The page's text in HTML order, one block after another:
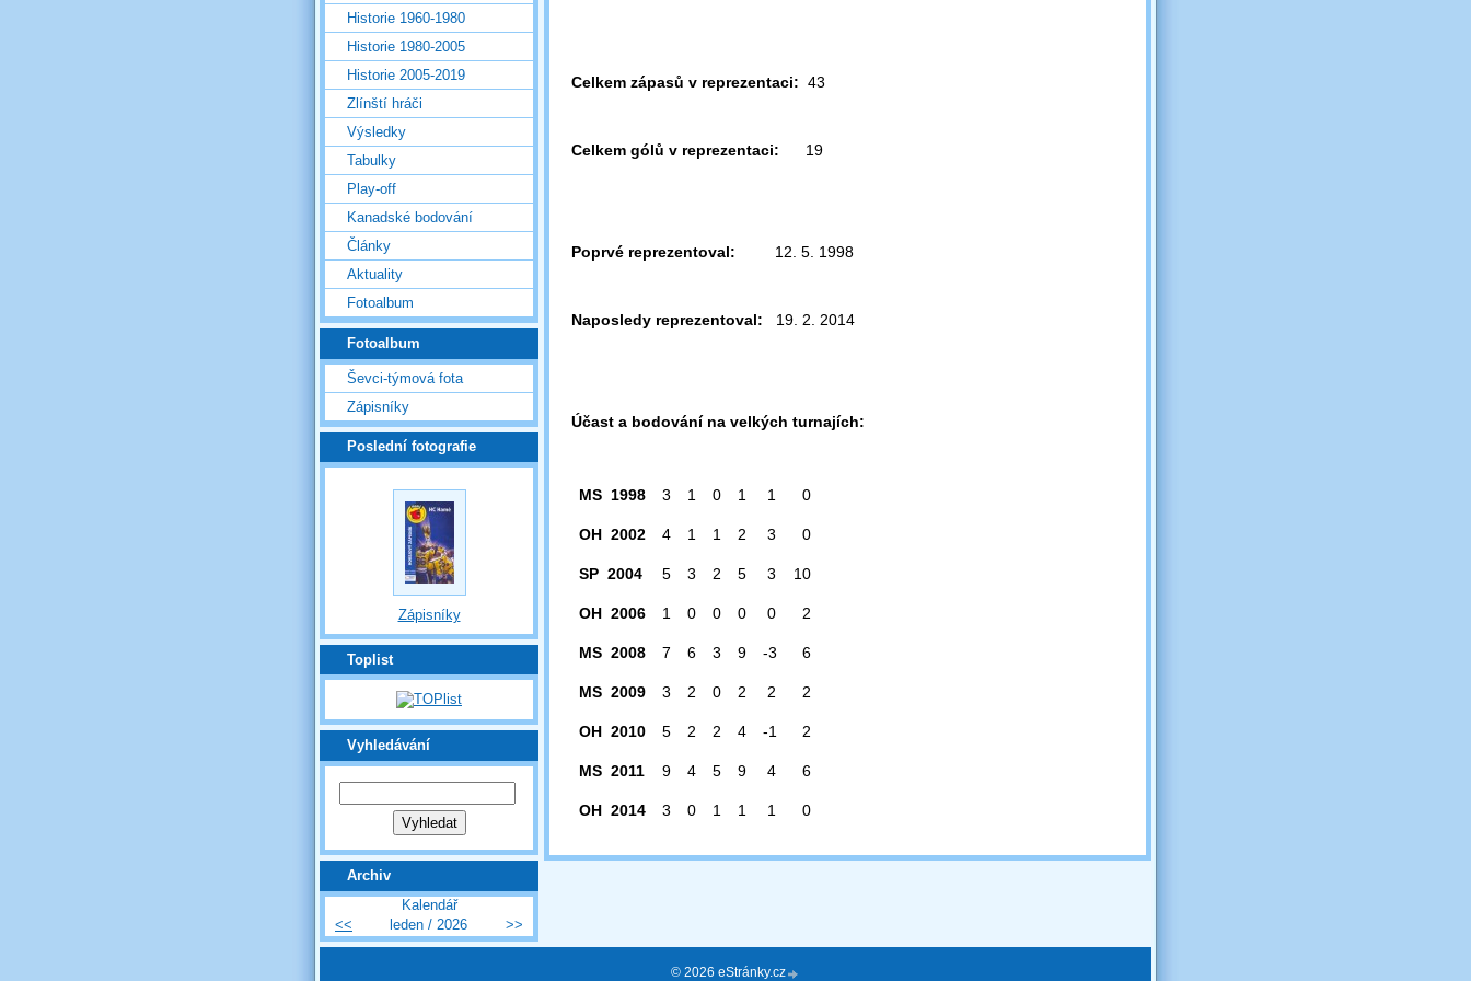
Celkem zápasů v reprezentaci: 43
Celkem gólů v reprezentaci: 19
Poprvé reprezentoval: 12. 5. 1998
Naposledy reprezentoval: 19. 2. 2014
Účast a bodování na velkých turnajích:
MS 1998 3 1 0 1 1 0
OH 2002 4 1 1 2 3 0
SP 2004 5 3 2 5 3 10
OH 2006 1 0 0 0 0 2
MS 2008 7 6 3 9 -3 6
MS 2009 3 2 0 2 2 2
OH 2010 5 2 2 4 -1 2
MS 2011 9 4 5 9 4 6
OH 2014 3 0 1 1 1 0
Historie 1960-1980
Historie 1980-2005
Historie 2005-2019
Zlínští hráči
Výsledky
Tabulky
Play-off
Kanadské bodování
Články
Aktuality
Fotoalbum
Fotoalbum
Ševci-týmová fota
Zápisníky
Poslední fotografie
Zápisníky
Toplist
Vyhledávání
Archiv
Kalendář
<<
leden / 2026 >>
© 2026 eStránky.cz